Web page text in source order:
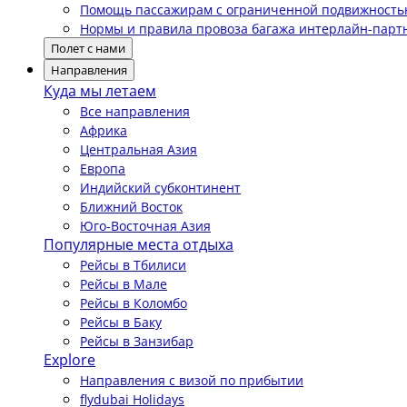
Помощь пассажирам с ограниченной
Нормы и правила провоза багажа интерлайн-
Полет с нами
Направления
Куда мы летаем
Все направления
Африка
Центральная Азия
Европа
Индийский субконтинент
Ближний Восток
Юго-Восточная Азия
Популярные места отдыха
Рейсы в Тбилиси
Рейсы в Мале
Рейсы в Коломбо
Рейсы в Баку
Рейсы в Занзибар
Explore
Направления с визой по прибытии
flydubai Holidays